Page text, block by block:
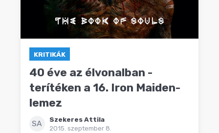
KRITIKÁK
40 éve az élvonalban -
terítéken a 16. Iron Maiden-
lemez
SA
Szekeres Attila
2015. szeptember 8.